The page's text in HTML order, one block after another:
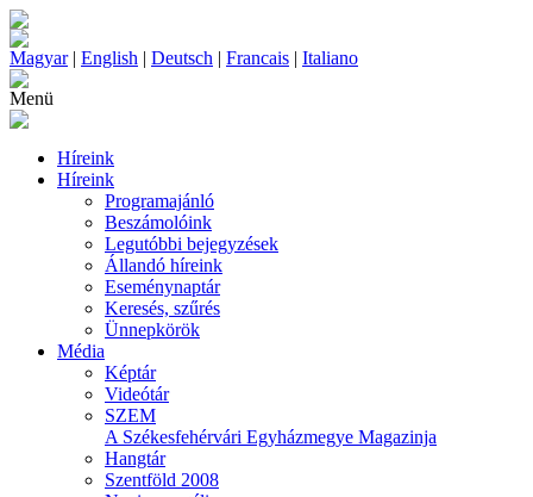
Magyar| English | Deutsch | Francais | Italiano
Menü
Híreink
Híreink
Programajánló
Beszámolóink
Legutóbbi bejegyzések
Állandó híreink
Eseménynaptár
Keresés, szűrés
Ünnepkörök
Média
Képtár
Videótár
SZEM
A Székesfehérvári Egyházmegye Magazinja
Hangtár
Szentföld 2008